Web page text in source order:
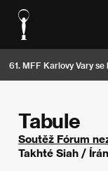
61. MFF Karlovy Vary se
Tabule
Soutěž Fórum
Takhté Siah /